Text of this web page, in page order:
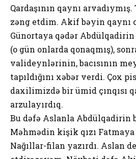
Qardaşının qaynı
zəng etdim. Akif bəyin qaynı
Günortaya qədər
(o gün onlarda qonaqmış),
valideynlərinin, bacısının
tapıldığını xəbər verdi. Çox
daxilimizdə bir ümid çınqısı
arzulayırdıq.
Bu dəfə Aslanla Abdülqadirin
Məhmədin kişik qızı
Nağıllar-filan yazırdı. Aslan